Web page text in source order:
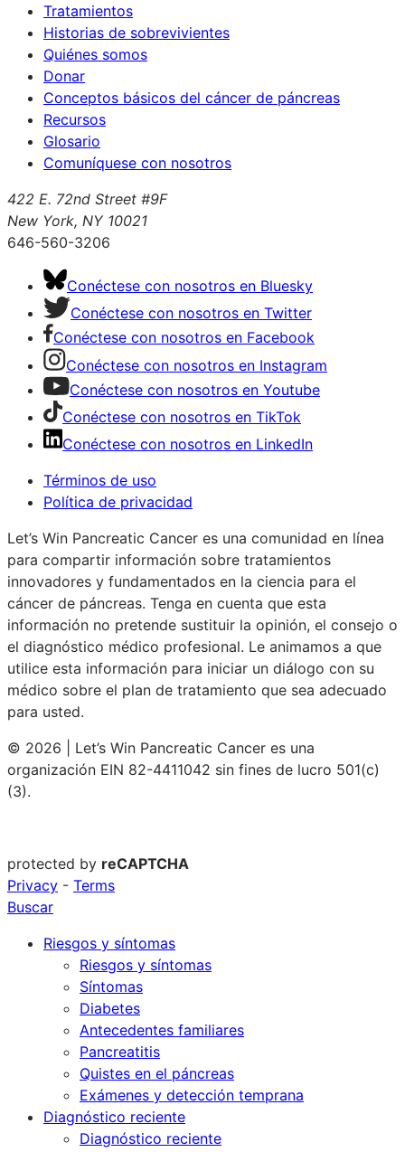
Tratamientos
Historias de sobrevivientes
Quiénes somos
Donar
Conceptos básicos del cáncer de páncreas
Recursos
Glosario
Comuníquese con nosotros
422 E. 72nd Street #9F
New York, NY 10021
646-560-3206
Conéctese con nosotros en Bluesky
Conéctese con nosotros en Twitter
Conéctese con nosotros en Facebook
Conéctese con nosotros en Instagram
Conéctese con nosotros en Youtube
Conéctese con nosotros en TikTok
Conéctese con nosotros en LinkedIn
Términos de uso
Política de privacidad
Let’s Win Pancreatic Cancer es una comunidad en línea
para compartir información sobre tratamientos
innovadores y fundamentados en la ciencia para el
cáncer de páncreas. Tenga en cuenta que esta
información no pretende sustituir la opinión, el consejo o
el diagnóstico médico profesional. Le animamos a que
utilice esta información para iniciar un diálogo con su
médico sobre el plan de tratamiento que sea adecuado
para usted.
© 2026 | Let’s Win Pancreatic Cancer es una
organización EIN 82-4411042 sin fines de lucro 501(c)
(3).
protected by reCAPTCHA
Privacy - Terms
Buscar
Riesgos y síntomas
Riesgos y síntomas
Síntomas
Diabetes
Antecedentes familiares
Pancreatitis
Quistes en el páncreas
Exámenes y detección temprana
Diagnóstico reciente
Diagnóstico reciente